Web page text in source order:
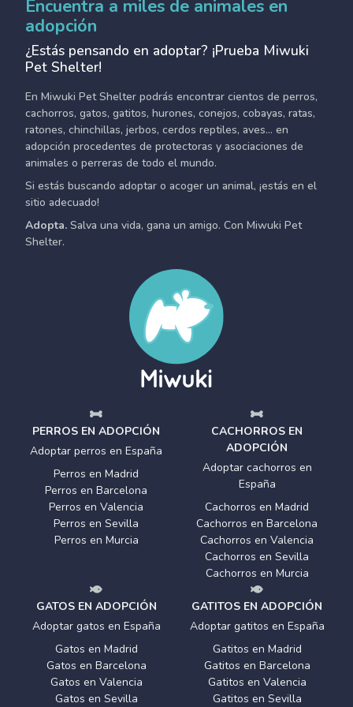
Encuentra a miles de animales en
adopción
¿Estás pensando en adoptar? ¡Prueba Miwuki
Pet Shelter!
En Miwuki Pet Shelter podrás encontrar cientos de perros,
cachorros, gatos, gatitos, hurones, conejos, cobayas, ratas,
ratones, chinchillas, jerbos, cerdos reptiles, aves... en
adopción procedentes de protectoras y asociaciones de
animales o perreras de todo el mundo.
Si estás buscando adoptar o acoger un animal, ¡estás en el
sitio adecuado!
Adopta. Salva una vida, gana un amigo. Con Miwuki Pet
Shelter.
PERROS EN ADOPCIÓN
Adoptar perros en España
Perros en Madrid
Perros en Barcelona
Perros en Valencia
Perros en Sevilla
Perros en Murcia
CACHORROS EN
ADOPCIÓN
Adoptar cachorros en
España
Cachorros en Madrid
Cachorros en Barcelona
Cachorros en Valencia
Cachorros en Sevilla
Cachorros en Murcia
GATOS EN ADOPCIÓN
Adoptar gatos en España
Gatos en Madrid
Gatos en Barcelona
Gatos en Valencia
Gatos en Sevilla
GATITOS EN ADOPCIÓN
Adoptar gatitos en España
Gatitos en Madrid
Gatitos en Barcelona
Gatitos en Valencia
Gatitos en Sevilla